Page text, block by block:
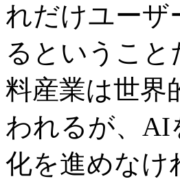
れだけユーザ
るということ
料産業は世界
われるが、AI
化を進めなけ